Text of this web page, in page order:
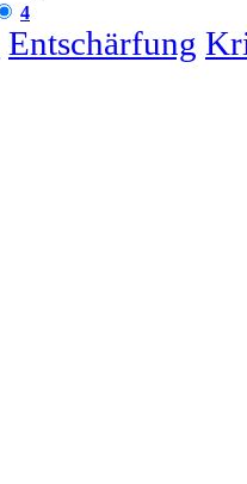
4
Entschärfung